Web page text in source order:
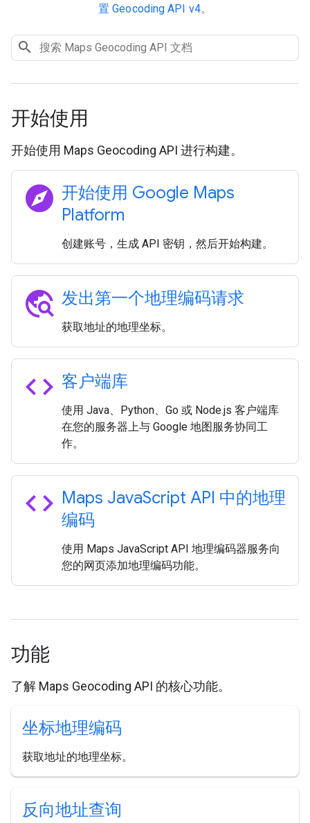
置 Geocoding API v4。
开始使用
开始使用 Maps Geocoding API 进行构建。
explore 开始使用 Google Maps
Platform
创建账号，生成 API 密钥，然后开始构建。
travel_explore 发出第一个地理编码请求
获取地址的地理坐标。
code 客户端库
使用 Java、Python、Go 或 Node.js 客户端库
在您的服务器上与 Google 地图服务协同工
作。
code Maps JavaScript API 中的地理
编码
使用 Maps JavaScript API 地理编码器服务向
您的网页添加地理编码功能。
功能
了解 Maps Geocoding API 的核心功能。
坐标地理编码
获取地址的地理坐标。
反向地址查询